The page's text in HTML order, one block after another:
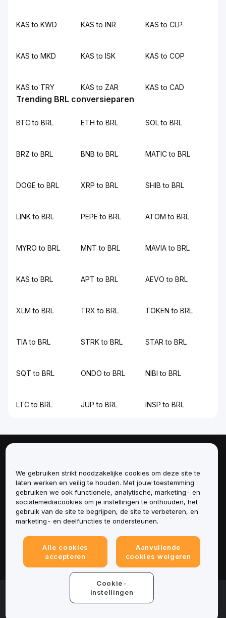
KAS to KWD KAS to INR KAS to CLP
KAS to MKD KAS to ISK KAS to COP
KAS to TRY KAS to ZAR KAS to CAD
Trending BRL conversieparen
BTC to BRL ETH to BRL SOL to BRL
BRZ to BRL BNB to BRL MATIC to BRL
DOGE to BRL XRP to BRL SHIB to BRL
LINK to BRL PEPE to BRL ATOM to BRL
MYRO to BRL MNT to BRL MAVIA to BRL
KAS to BRL APT to BRL AEVO to BRL
XLM to BRL TRX to BRL TOKEN to BRL
TIA to BRL STRK to BRL STAR to BRL
SQT to BRL ONDO to BRL NIBI to BRL
LTC to BRL JUP to BRL INSP to BRL
Diensten
Ondersteuning
Juridisch
© 2025-2026 Bybit.eu. Alle rechten voorbehouden.
We gebruiken strikt noodzakelijke cookies om deze site te
laten werken en veilig te houden. Met jouw toestemming
gebruiken we ook functionele, analytische, marketing- en
socialemediacookies om je instellingen te onthouden, het
gebruik van de site te begrijpen, de site te verbeteren, en
marketing- en deelfuncties te ondersteunen.
Alle cookies
accepteren
Aanvullende
cookies weigeren
Cookie-
instellingen